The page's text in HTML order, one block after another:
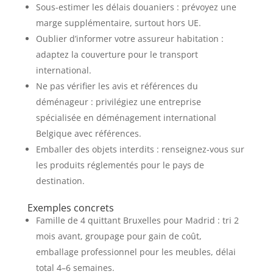
Sous-estimer les délais douaniers : prévoyez une
marge supplémentaire, surtout hors UE.
Oublier d’informer votre assureur habitation :
adaptez la couverture pour le transport
international.
Ne pas vérifier les avis et références du
déménageur : privilégiez une entreprise
spécialisée en déménagement international
Belgique avec références.
Emballer des objets interdits : renseignez-vous sur
les produits réglementés pour le pays de
destination.
Exemples concrets
Famille de 4 quittant Bruxelles pour Madrid : tri 2
mois avant, groupage pour gain de coût,
emballage professionnel pour les meubles, délai
total 4–6 semaines.